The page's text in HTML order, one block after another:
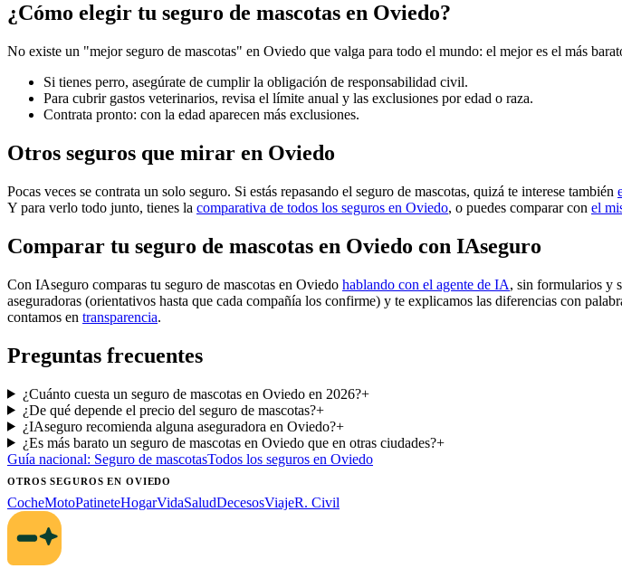
¿Cómo elegir tu seguro de mascotas en Oviedo?
No existe un "mejor seguro de mascotas" en Oviedo que valga para todo el mundo: el mejor es el más
Si tienes perro, asegúrate de cumplir la obligación de responsabilidad civil.
Para cubrir gastos veterinarios, revisa el límite anual y las exclusiones por edad o raza.
Contrata pronto: con la edad aparecen más exclusiones.
Otros seguros que mirar en Oviedo
Pocas veces se contrata un solo seguro. Si estás repasando el seguro de mascotas, quizá te interese también
Y para verlo todo junto, tienes la comparativa de todos los seguros en Oviedo, o puedes comparar con el
Comparar tu seguro de mascotas en Oviedo con IAseguro
Con IAseguro comparas tu seguro de mascotas en Oviedo hablando con el agente de IA, sin formularios y
aseguradoras (orientativos hasta que cada compañía los confirme) y te explicamos las diferencias con
contamos en transparencia.
Preguntas frecuentes
¿Cuánto cuesta un seguro de mascotas en Oviedo en 2026?+
¿De qué depende el precio del seguro de mascotas?+
¿IAseguro recomienda alguna aseguradora en Oviedo?+
¿Es más barato un seguro de mascotas en Oviedo que en otras ciudades?+
Guía nacional: Seguro de mascotasTodos los seguros en Oviedo
OTROS SEGUROSEN OVIEDO
CocheMotoPatineteHogarVidaSaludDecesosViajeR. Civil